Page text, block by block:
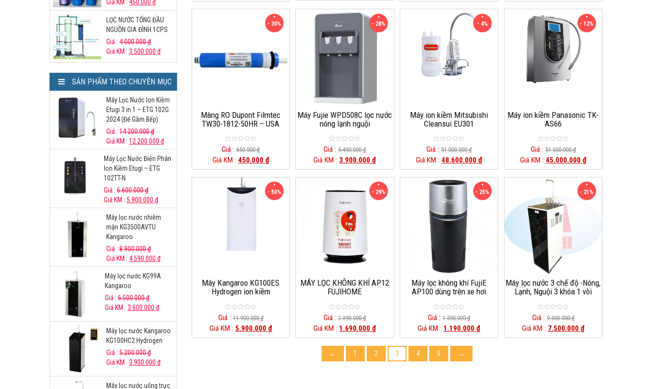
o
f
o
f
5
o
f
o
f
- 30%
Màng RO Dupont Filmtec
TW30-1812-50HR – USA
0
o
u
o
f
Giá :650.000₫
Giá KM : 450.000 ₫
- 28%
Máy Fujie WPD508C lọc nước
nóng lạnh nguội
0
o
u
o
f
Giá :5.490.000₫
Giá KM : 3.900.000₫
- 4%
Máy ion kiềm Mitsubishi
Cleansui EU301
0
o
u
o
f
5
Giá :51.000.000₫
Giá KM :48.600.000₫
- 12%
Máy ion kiềm Panasonic TK-
AS66
0
o
u
o
f
Giá :51.500.000₫
Giá KM : 45.000.000 ₫
- 50%
Máy Kangaroo KG100ES
Hydrogen ion kiềm
0
o
u
t
o
Giá :11.900.000₫
Giá KM : 5.900.000 ₫
- 29%
MÁY LỌC KHÔNG KHÍ AP12
FUJIHOME
0
o
u
t
o
Giá :2.390.000₫
Giá KM : 1.690.000₫
- 25%
Máy lọc không khí FujiE
AP100 dùng trên xe hơi
0
o
u
t
o
Giá :1.590.000₫
Giá KM : 1.190.000₫
- 21%
Máy lọc nước 3 chế độ -Nóng,
Lạnh, Nguội 3 khóa 1 vòi
0
o
u
t
o
Giá :9.500.000₫
Giá KM : 7.500.000 ₫
← 1 2 3 4 5 →
Giá KM : 450.000 ₫
LỌC NƯỚC TỔNG ĐẦU
NGUỒN GIA ĐÌNH 1CPS
Giá : 4.000.000₫
Giá KM : 3.500.000 ₫
SẢN PHẨM THEO CHUYÊN MỤC
Máy Lọc Nước Ion Kiềm
Etugi 3 in 1 – ETG 102G
2024 (Để Gầm Bếp)
Giá : 14.200.000₫
Giá KM : 12.200.000 ₫
Máy Lọc Nước Điện Phân
Ion Kiềm Etugi – ETG
102TT-N
Giá : 6.600.000₫
Giá KM : 5.900.000 ₫
Máy lọc nước nhiễm
mặn KG3500AVTU
Kangaroo
Giá : 8.900.000₫
Giá KM : 4.590.000 ₫
Máy lọc nước KG99A
Kangaroo
Giá : 6.500.000₫
Giá KM : 3.600.000 ₫
Máy lọc nước Kangaroo
KG100HC2 Hydrogen
Giá : 5.200.000₫
Giá KM : 3.900.000 ₫
Máy lọc nước uống trực